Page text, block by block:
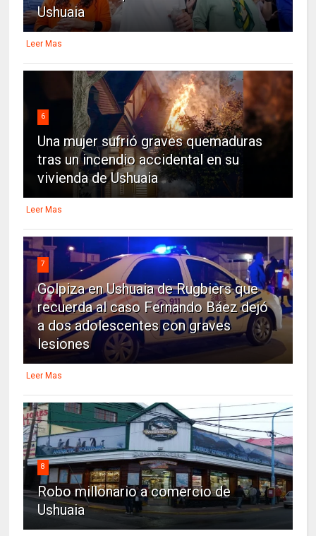
Ushuaia
Leer Mas
6
Una mujer sufrió graves quemaduras
tras un incendio accidental en su
vivienda de Ushuaia
Leer Mas
7
Golpiza en Ushuaia de Rugbiers que
recuerda al caso Fernando Báez dejó
a dos adolescentes con graves
lesiones
Leer Mas
8
Robo millonario a comercio de
Ushuaia